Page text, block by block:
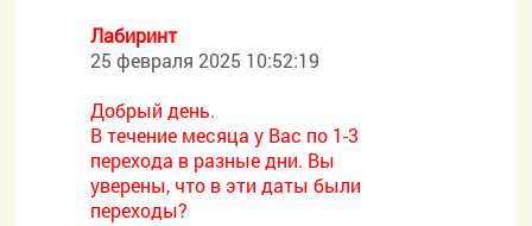
Лабиринт
25 февраля 2025 10:52:19
Добрый день.
В течение месяца у Вас по 1-3
перехода в разные дни. Вы
уверены, что в эти даты были
переходы?